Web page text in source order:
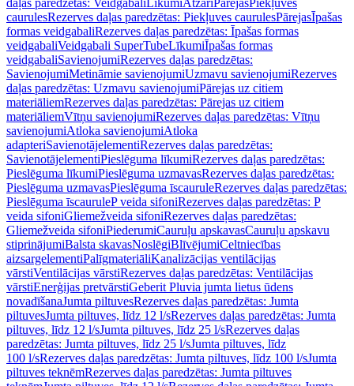
daļas paredzētas: Veidgabali LīkumiAtzari PārejasPiekļuves
caurulesRezerves daļas paredzētas: Piekļuves caurulesPārejasĪpašas
formas veidgabaliRezerves daļas paredzētas: Īpašas formas
veidgabaliVeidgabali SuperTubeLīkumiĪpašas formas
veidgabaliSavienojumiRezerves daļas paredzētas:
SavienojumiMetināmie savienojumiUzmavu savienojumiRezerves
daļas paredzētas: Uzmavu savienojumiPārejas uz citiem
materiāliemRezerves daļas paredzētas: Pārejas uz citiem
materiāliemVītņu savienojumiRezerves daļas paredzētas: Vītņu
savienojumiAtloka savienojumiAtloka
adapteriSavienotājelementiRezerves daļas paredzētas:
SavienotājelementiPieslēguma līkumiRezerves daļas paredzētas:
Pieslēguma līkumiPieslēguma uzmavasRezerves daļas paredzētas:
Pieslēguma uzmavasPieslēguma īscauruleRezerves daļas paredzētas:
Pieslēguma īscauruleP veida sifoniRezerves daļas paredzētas: P
veida sifoniGliemežveida sifoniRezerves daļas paredzētas:
Gliemežveida sifoniPiederumiCauruļu apskavasCauruļu apskavu
stiprinājumiBalsta skavasNoslēgiBlīvējumiCeltniecības
aizsargelementiPalīgmateriāliKanalizācijas ventilācijas
vārstiVentilācijas vārstiRezerves daļas paredzētas: Ventilācijas
vārstiEnerģijas pretvārstiGeberit Pluvia jumta lietus ūdens
novadīšanaJumta piltuvesRezerves daļas paredzētas: Jumta
piltuvesJumta piltuves, līdz 12 l/sRezerves daļas paredzētas: Jumta
piltuves, līdz 12 l/sJumta piltuves, līdz 25 l/sRezerves daļas
paredzētas: Jumta piltuves, līdz 25 l/sJumta piltuves, līdz
100 l/sRezerves daļas paredzētas: Jumta piltuves, līdz 100 l/sJumta
piltuves teknēmRezerves daļas paredzētas: Jumta piltuves